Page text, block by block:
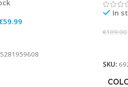
59.99
In
€109.00
SKU: